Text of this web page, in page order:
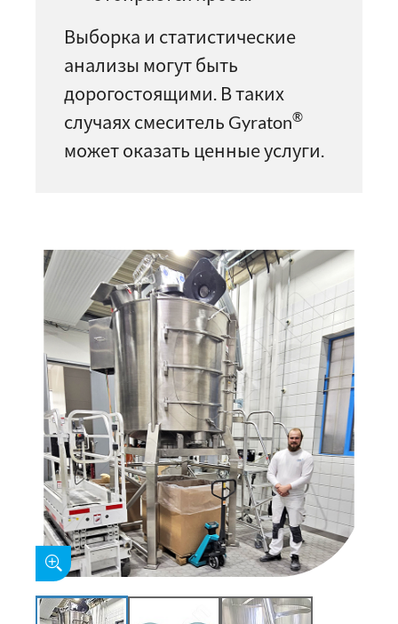
Выборка и статистические
анализы могут быть
дорогостоящими. В таких
случаях смеситель Gyraton®
может оказать ценные услуги.